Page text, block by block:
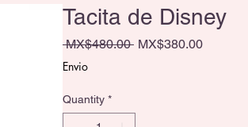
Tacita de Disney
MX$480.00 Regular Price
MX$380.00Sale
Envio
Quantity *